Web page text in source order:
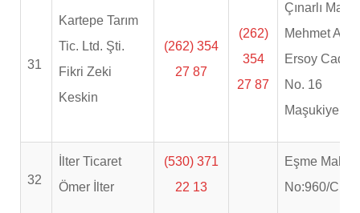
31
Kartepe Tarım
Tic. Ltd. Şti.
Fikri Zeki
Keskin
(262) 354
27 87
(262)
354
27 87
Çınarlı Mah.
Mehmet Akif
Ersoy Cad.
No. 16
Maşukiye
32
İlter Ticaret
Ömer İlter
(530) 371
22 13
Eşme Mah.
No:960/C